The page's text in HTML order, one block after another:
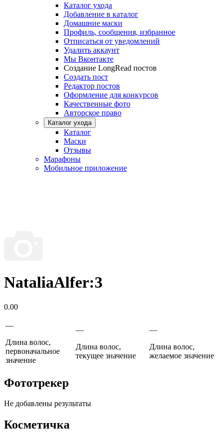
Каталог ухода
Добавление в каталог
Домашние маски
Профиль, сообщения, избранное
Отписаться от уведомлений
Удалить аккаунт
Мы Вконтакте
Создание LongRead постов
Создать пост
Редактор постов
Оформление для конкурсов
Качественные фото
Авторское право
Каталог ухода
Каталог
Маски
Отзывы
Марафоны
Мобильное приложение
NataliaAlfer:3
0.00
—
Длина волос,
первоначальное
значение
—
Длина волос,
текущее значение
—
Длина волос,
желаемое значение
Фототрекер
Не добавлены результаты
Косметичка